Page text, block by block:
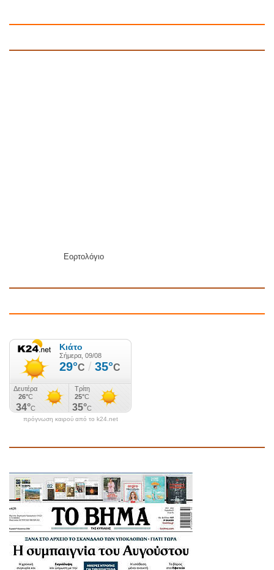
Εορτολόγιο
πρόγνωση καιρού από το k24.net